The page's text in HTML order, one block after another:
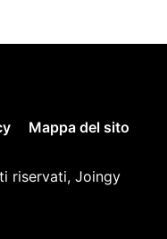
Mappa del sito
riservati, Joingy